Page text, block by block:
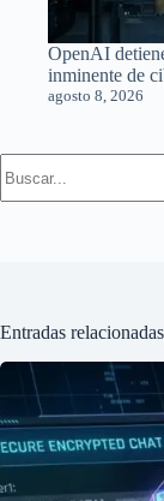
OpenAI
inminente de
agosto 8, 2026
Entradas relacionadas